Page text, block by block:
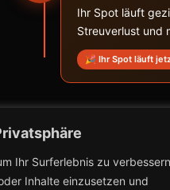
Ihr Surferlebnis zu
Inhalte einzusetzen und
Ihr Spot läuft
Streuverlust und
🎉 Ihr Spot läuft